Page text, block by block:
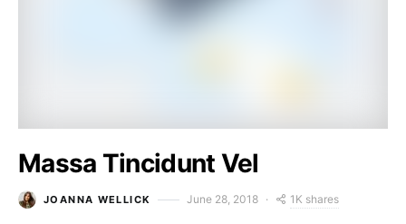
Massa Tincidunt Vel
JOANNA WELLICK June 28, 2018 1K shares